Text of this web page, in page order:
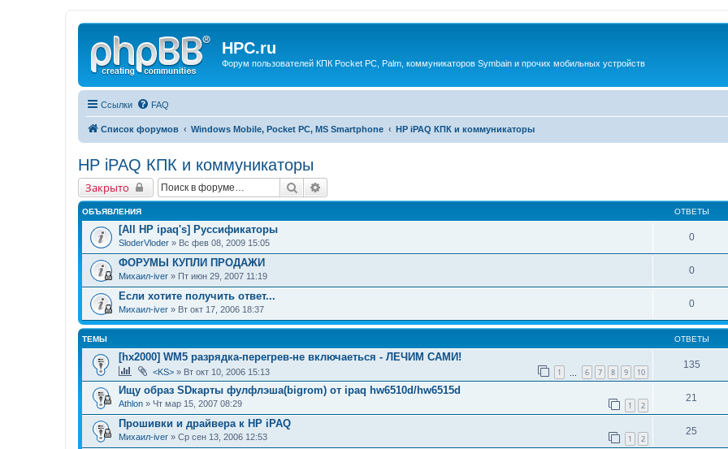
HPC.ru
Форум пользователей КПК Pocket PC, Palm, коммуникаторов Symbain и прочих мобильных устройств
Ссылки FAQ
Список форумов Windows Mobile, Pocket PC, MS Smartphone HP iPAQ КПК и коммуникаторы
HP iPAQ КПК и коммуникаторы
Закрыто Поиск
ОБЪЯВЛЕНИЯ ОТВЕТЫ
[All HP ipaq's] Руссификаторы
SloderVloder » Вс фев 08, 2009 15:05
0
ФОРУМЫ КУПЛИ ПРОДАЖИ
Михаил-iver » Пт июн 29, 2007 11:19
0
Если хотите получить ответ...
Михаил-iver » Вт окт 17, 2006 18:37
0
ТЕМЫ ОТВЕТЫ
[hx2000] WM5 разрядка-перегрев-не включаеться - ЛЕЧИМ САМИ!
<KS> » Вт окт 10, 2006 15:13 1 6 7 8 9 10
135
Ищу образ SDкарты фулфлэша(bigrom) от ipaq hw6510d/hw6515d
Athlon » Чт мар 15, 2007 08:29 1 2
21
Прошивки и драйвера к НР iPAQ
Михаил-iver » Ср сен 13, 2006 12:53 1 2
25